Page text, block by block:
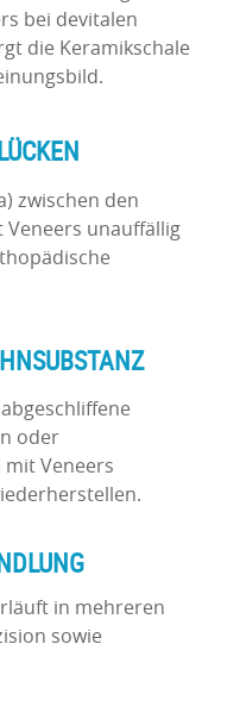
bei devitalen
die Keramikschale
zwischen den
Veneers unauffällig
oder
mit Veneers
in mehreren
sowie